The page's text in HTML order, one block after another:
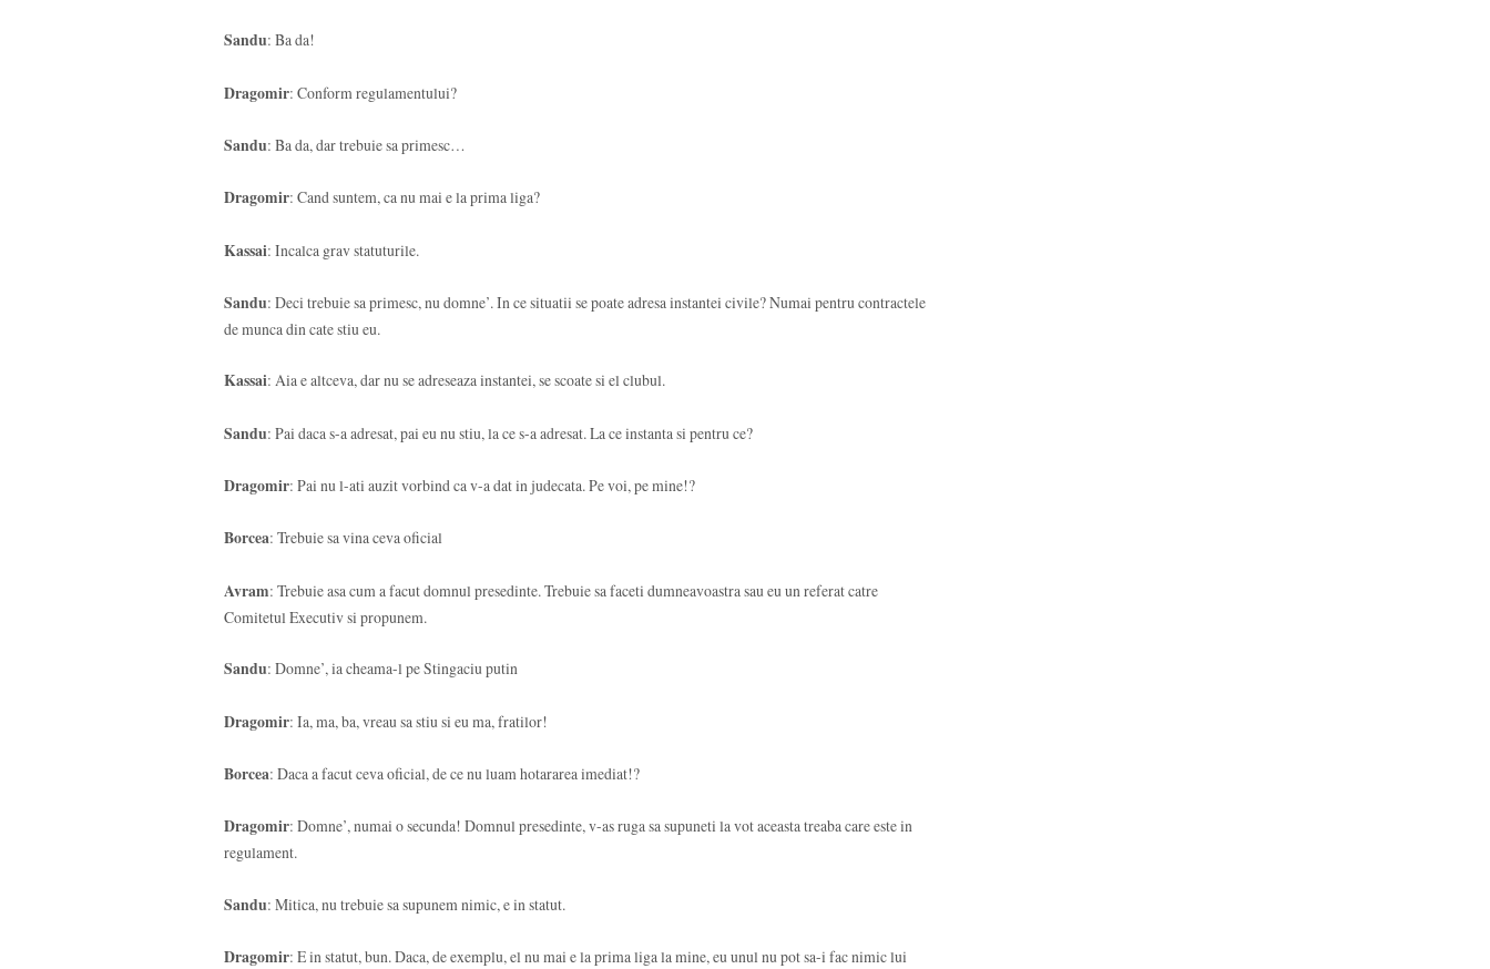
Sandu: Ba da!
Dragomir: Conform regulamentului?
Sandu: Ba da, dar trebuie sa primesc…
Dragomir: Cand suntem, ca nu mai e la prima liga?
Kassai: Incalca grav statuturile.
Sandu: Deci trebuie sa primesc, nu domne’. In ce situatii se poate adresa instantei civile? Numai pentru contractele
de munca din cate stiu eu.
Kassai: Aia e altceva, dar nu se adreseaza instantei, se scoate si el clubul.
Sandu: Pai daca s-a adresat, pai eu nu stiu, la ce s-a adresat. La ce instanta si pentru ce?
Dragomir: Pai nu l-ati auzit vorbind ca v-a dat in judecata. Pe voi, pe mine!?
Borcea: Trebuie sa vina ceva oficial
Avram: Trebuie asa cum a facut domnul presedinte. Trebuie sa faceti dumneavoastra sau eu un referat catre
Comitetul Executiv si propunem.
Sandu: Domne’, ia cheama-l pe Stingaciu putin
Dragomir: Ia, ma, ba, vreau sa stiu si eu ma, fratilor!
Borcea: Daca a facut ceva oficial, de ce nu luam hotararea imediat!?
Dragomir: Domne’, numai o secunda! Domnul presedinte, v-as ruga sa supuneti la vot aceasta treaba care este in
regulament.
Sandu: Mitica, nu trebuie sa supunem nimic, e in statut.
Dragomir: E in statut, bun. Daca, de exemplu, el nu mai e la prima liga la mine, eu unul nu pot sa-i fac nimic lui